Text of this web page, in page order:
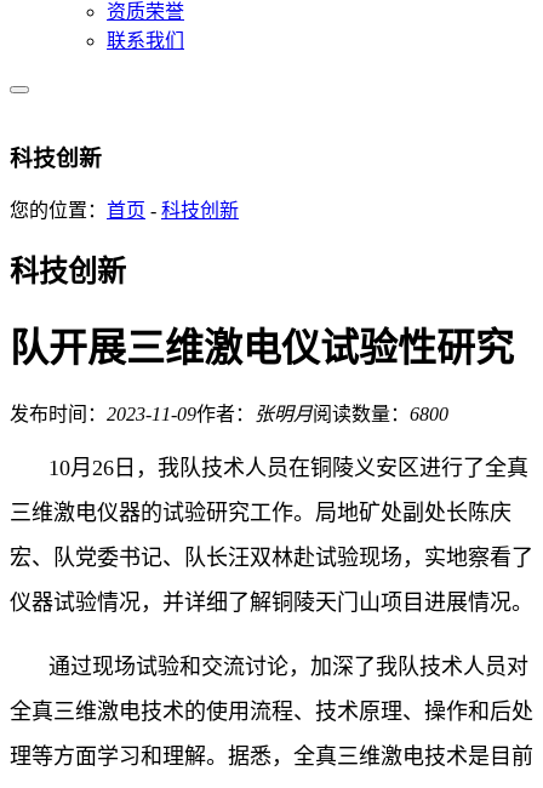
资质荣誉
联系我们
科技创新
您的位置： 首页 - 科技创新
科技创新
队开展三维激电仪试验性研究
发布时间： 2023-11-09作者： 张明月阅读数量： 6800
10月26日，我队技术人员在铜陵义安区进行了全真
三维激电仪器的试验研究工作。局地矿处副处长陈庆
宏、队党委书记、队长汪双林赴试验现场，实地察看了
仪器试验情况，并详细了解铜陵天门山项目进展情况。
通过现场试验和交流讨论，加深了我队技术人员对
全真三维激电技术的使用流程、技术原理、操作和后处
理等方面学习和理解。据悉，全真三维激电技术是目前